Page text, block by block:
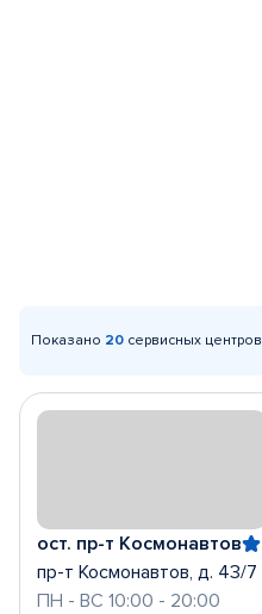
Показано 20 сервисных центров
ост. пр-т Космонавтов
пр-т Космонавтов, д. 43/7
ПН - ВС 10:00 - 20:00